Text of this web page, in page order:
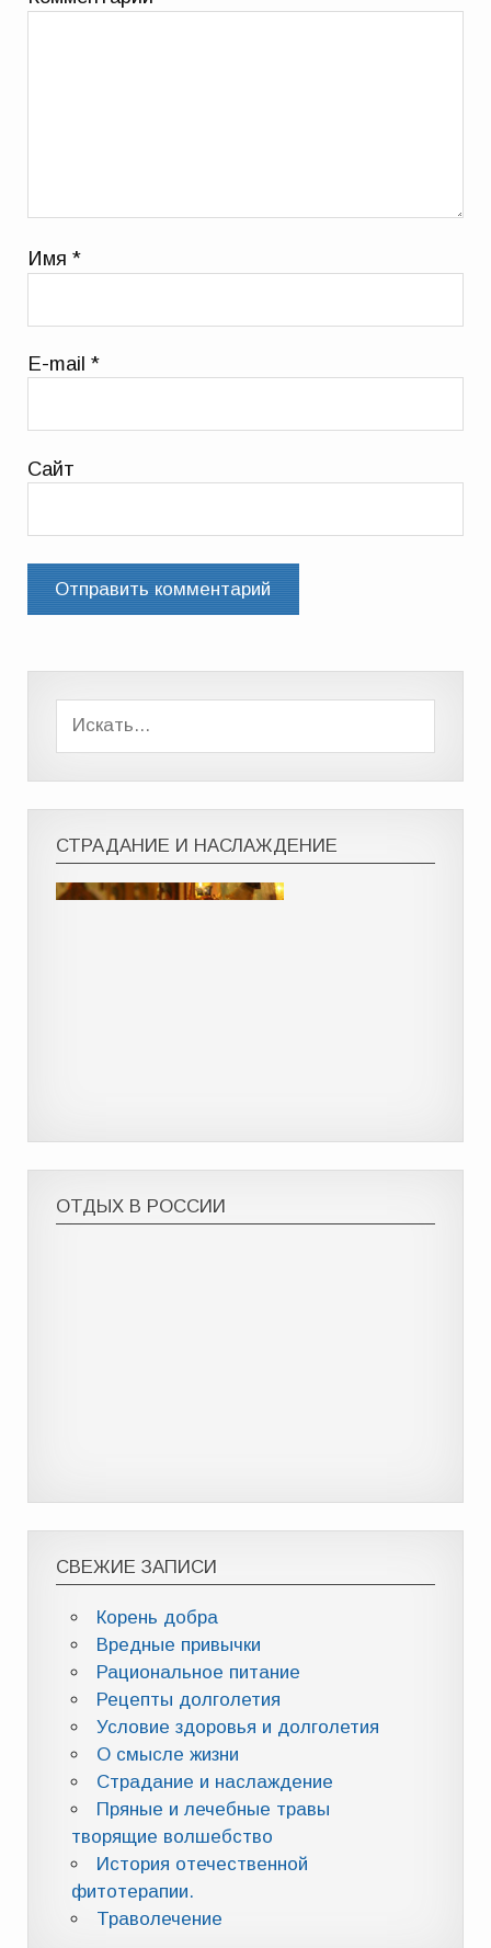
Имя*
E-mail*
Сайт
СТРАДАНИЕ И НАСЛАЖДЕНИЕ
ОТДЫХ В РОССИИ
СВЕЖИЕ ЗАПИСИ
Корень добра
Вредные привычки
Рациональное питание
Рецепты долголетия
Условие здоровья и долголетия
О смысле жизни
Страдание и наслаждение
Пряные и лечебные травы
творящие волшебство
История отечественной
фитотерапии.
Траволечение